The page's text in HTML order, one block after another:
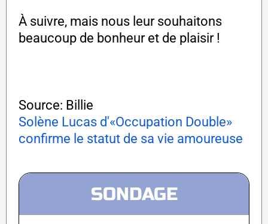
À suivre, mais nous leur souhaitons
beaucoup de bonheur et de plaisir !
Source: Billie
Solène Lucas d'«Occupation Double»
confirme le statut de sa vie amoureuse
SONDAGE